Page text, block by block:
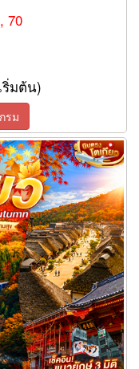
70
มต้น)
รม
สุข 6 วัน 4 คืน